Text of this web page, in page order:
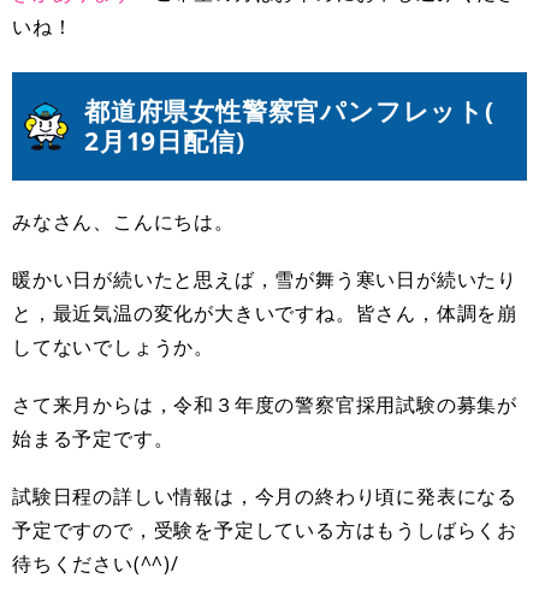
いね！
都道府県女性警察官パンフレット(
2月19日配信)
みなさん、こんにちは。
暖かい日が続いたと思えば，雪が舞う寒い日が続いたり
と，最近気温の変化が大きいですね。皆さん，体調を崩
してないでしょうか。
さて来月からは，令和３年度の警察官採用試験の募集が
始まる予定です。
試験日程の詳しい情報は，今月の終わり頃に発表になる
予定ですので，受験を予定している方はもうしばらくお
待ちください(^^)/